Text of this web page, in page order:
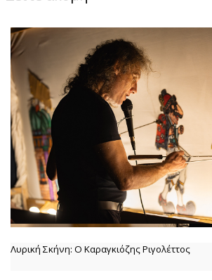
Λυρική Σκήνη: Ο Καραγκιόζης Ριγολέττος